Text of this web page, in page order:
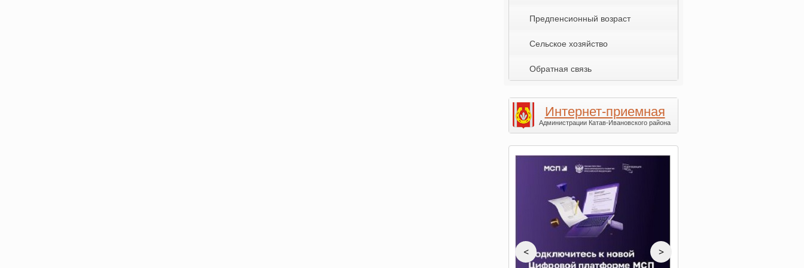
Предпенсионный возраст
Сельское хозяйство
Обратная связь
Интернет-приемная
Администрации Катав-Ивановского района
< >